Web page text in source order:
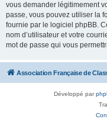
vous demander légitimement
passe, vous pouvez utiliser la
fournie par le logiciel phpBB.
nom d’utilisateur et votre
mot de passe qui vous
Association Française de
Développé par